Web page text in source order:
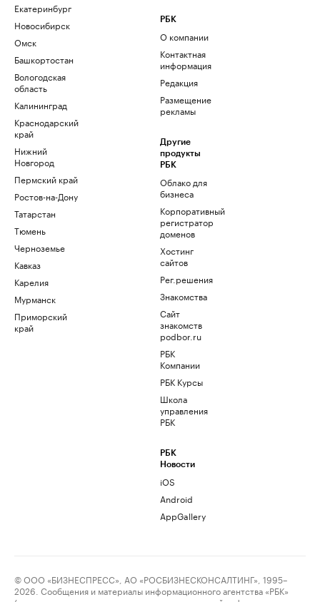
Екатеринбург
Новосибирск
Омск
Башкортостан
Вологодская
область
Калининград
Краснодарский
край
Нижний
Новгород
Пермский край
Ростов-на-Дону
Татарстан
Тюмень
Черноземье
Кавказ
Карелия
Мурманск
Приморский
край
РБК
О компании
Контактная
информация
Редакция
Размещение
рекламы
Другие
продукты
РБК
Облако для
бизнеса
Корпоративный
регистратор
доменов
Хостинг
сайтов
Рег.решения
Знакомства
Сайт
знакомств
podbor.ru
РБК
Компании
РБК Курсы
Школа
управления
РБК
РБК
Новости
iOS
Android
AppGallery
© ООО «БИЗНЕСПРЕСС», АО «РОСБИЗНЕСКОНСАЛТИНГ», 1995–
2026. Сообщения и материалы информационного агентства «РБК»